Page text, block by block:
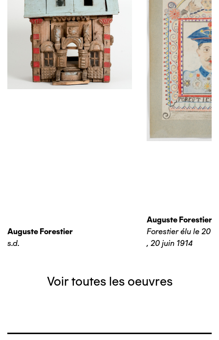
Auguste Forestier
s.d.
Auguste Forestier
Forestier élu le 20
, 20 juin 1914
Voir toutes les oeuvres